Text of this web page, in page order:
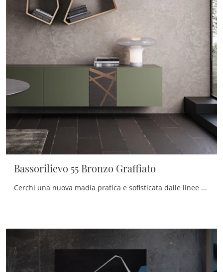
Bassorilievo 55 Bronzo Graffiato
Cerchi una nuova madia pratica e sofisticata dalle linee moderne? Ecco a te il modello Bassorilievo 55 Bronzo Graffiato di Voltan, realizzato in ...